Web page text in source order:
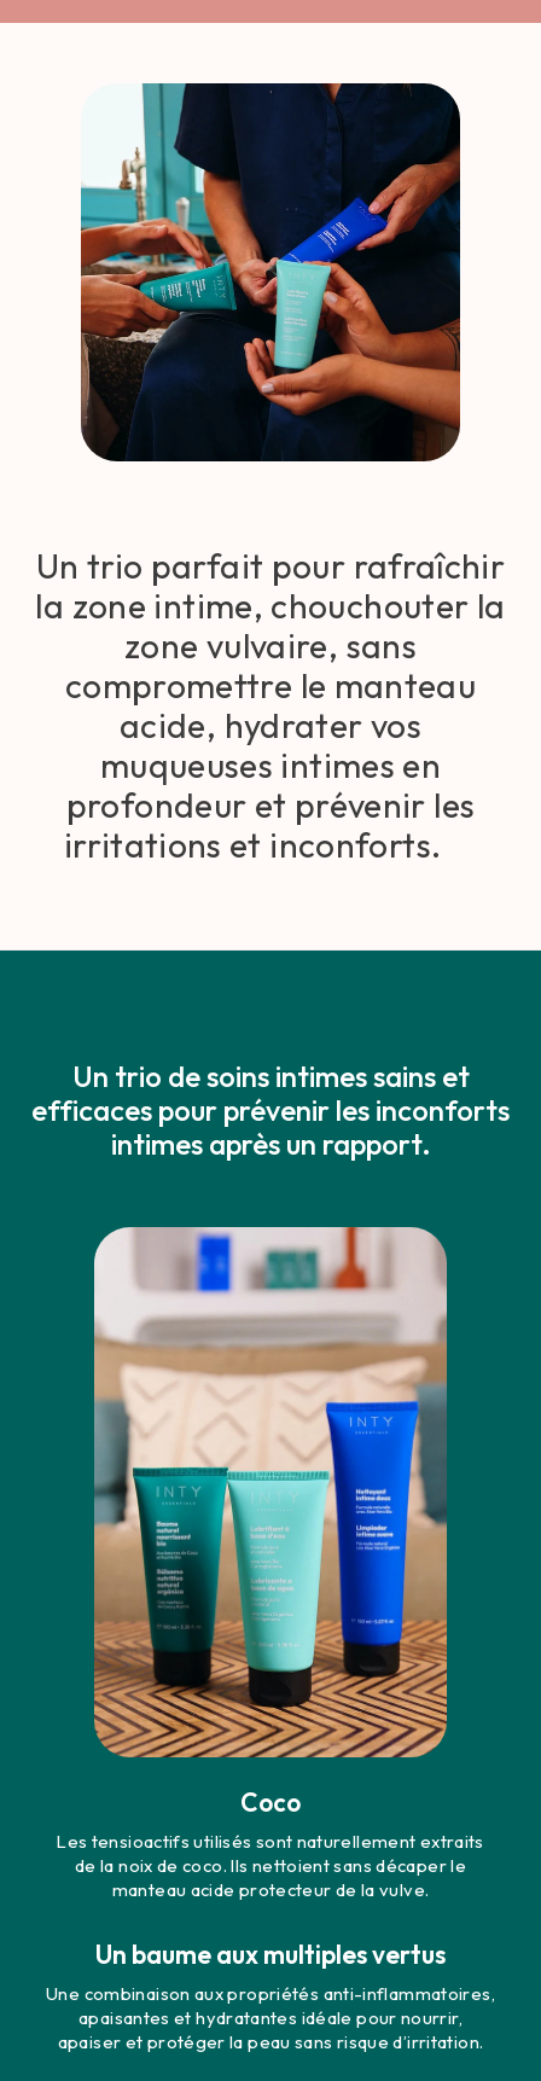
Un trio parfait pour rafraîchir
la zone intime, chouchouter la
zone vulvaire, sans
compromettre le manteau
acide, hydrater vos
muqueuses intimes en
profondeur et prévenir les
irritations et inconforts.
Un trio de soins intimes sains et
efficaces pour prévenir les inconforts
intimes après un rapport.
Coco
Les tensioactifs utilisés sont naturellement extraits
de la noix de coco. Ils nettoient sans décaper le
manteau acide protecteur de la vulve.
Un baume aux multiples vertus
Une combinaison aux propriétés anti-inflammatoires,
apaisantes et hydratantes idéale pour nourrir,
apaiser et protéger la peau sans risque d’irritation.
-25% pour
démarrer tout en
douceur 🤍
Inscrivez-vous et recevez -25% de remise
sur votre première commande pour